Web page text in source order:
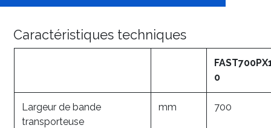
Caractéristiques techniques
0
Largeur de bande
transporteuse
mm 700